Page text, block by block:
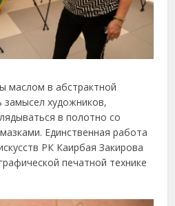
маслом в абстрактной
замысел художников,
в полотно со
Единственная работа
РК Каирбая Закирова
печатной технике